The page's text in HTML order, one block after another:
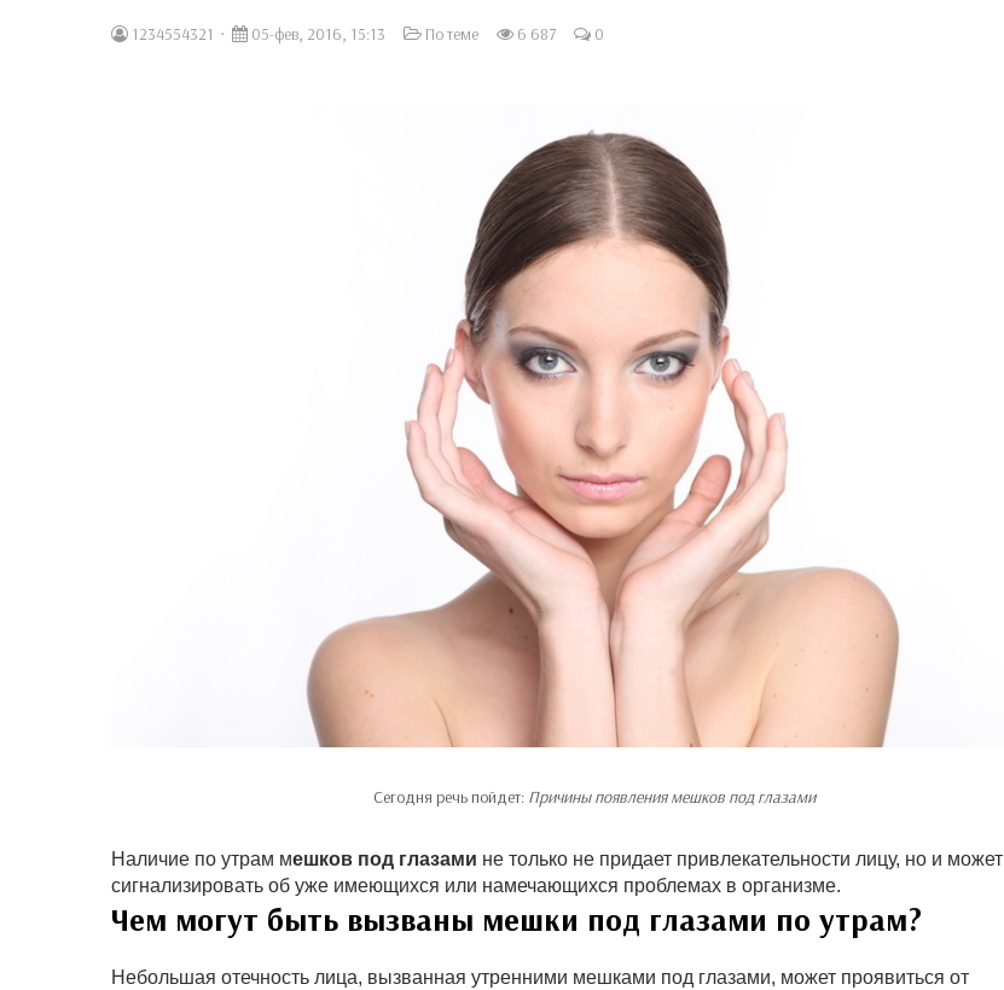
1234554321 05-фев, 2016, 15:13 По теме 6 687 0
Сегодня речь пойдет: Причины появления мешков под глазами
Наличие по утрам мешков под глазами не только не придает привлекательности лицу, но и может
сигнализировать об уже имеющихся или намечающихся проблемах в организме.
Чем могут быть вызваны мешки под глазами по утрам?
Небольшая отечность лица, вызванная утренними мешками под глазами, может проявиться от